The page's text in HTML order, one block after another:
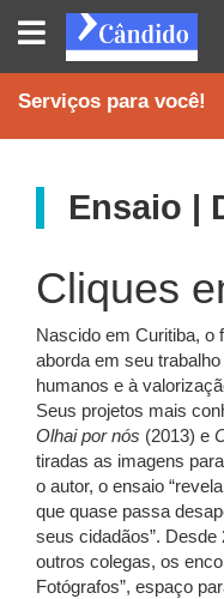
REVISTA
CÂNDIDO
Serviços para você!
Ensaio |
Cliques
Nascido em Curitiba, o
aborda em seu
humanos e à
Seus projetos mais
Olhai por nós (2013) e
tiradas as imagens
o autor, o ensaio
que quase passa
seus cidadãos”. Desde
outros colegas, os
Fotógrafos”, espaço